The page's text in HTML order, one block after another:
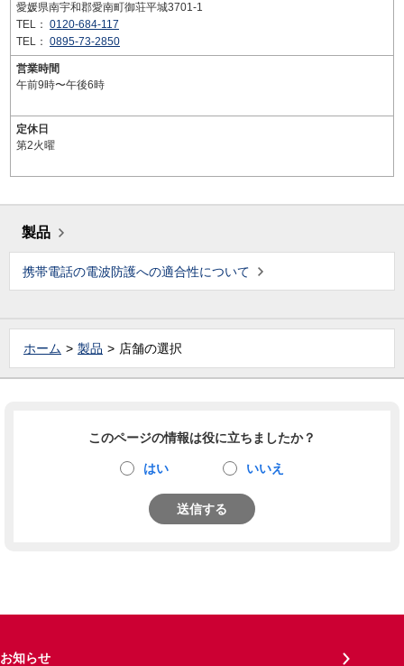
愛媛県南宇和郡愛南町御荘平城3701-1
TEL： 0120-684-117
TEL： 0895-73-2850
営業時間
午前9時〜午後6時
定休日
第2火曜
製品
携帯電話の電波防護への適合性について
ホーム 製品 店舗の選択
このページの情報は役に立ちましたか？
はい いいえ
送信する
お知らせ